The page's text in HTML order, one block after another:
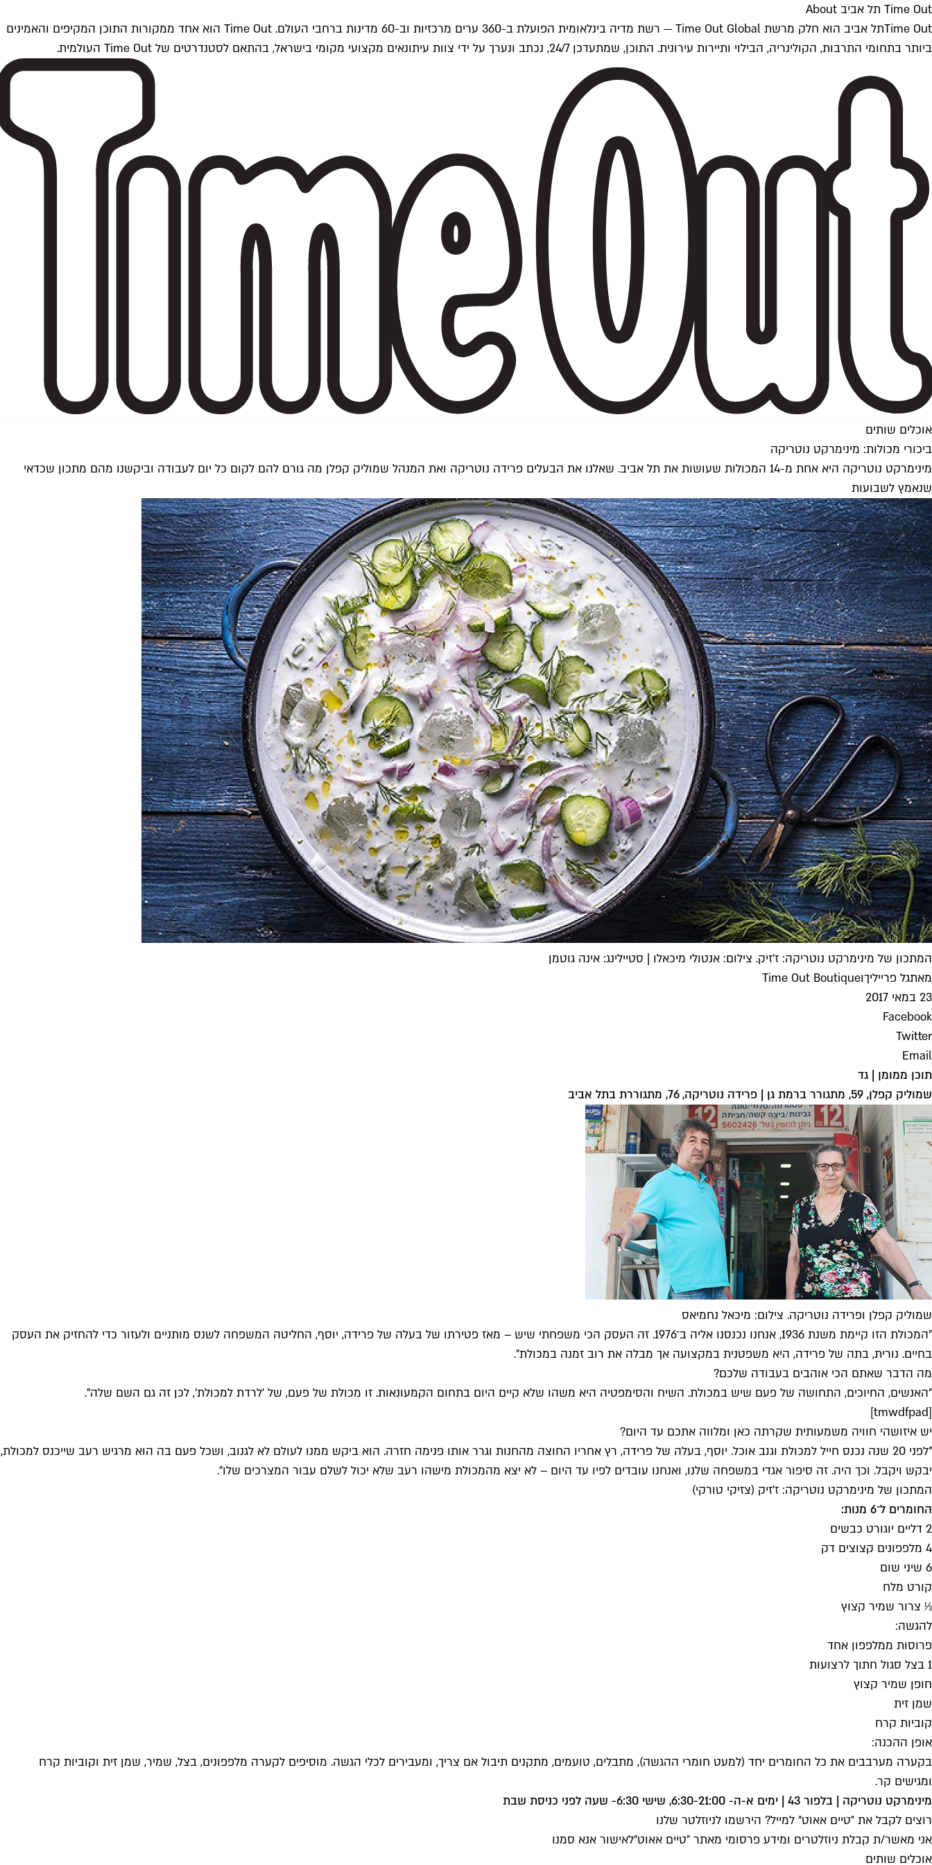
Time Out תל אביב About
Time Outתל אביב הוא חלק מרשת Time Out Global — רשת מדיה בינלאומית הפועלת ב-360 ערים מרכזיות וב-60 מדינות ברחבי העולם. Time Out הוא אחד ממקורות התוכן המקיפים והאמינים
ביותר בתחומי התרבות, הקולינריה, הבילוי ותיירות עירונית. התוכן, שמתעדכן 24/7, נכתב ונערך על ידי צוות עיתונאים מקצועי מקומי בישראל, בהתאם לסטנדרטים של Time Out העולמית.
אוכלים שותים
ביכורי מכולות: מינימרקט נוטריקה
מינימרקט נוטריקה היא אחת מ-14 המכולות שעושות את תל אביב. שאלנו את הבעלים פרידה נוטריקה ואת המנהל שמוליק קפלן מה גורם להם לקום כל יום לעבודה וביקשנו מהם מתכון שכדאי
שנאמץ לשבועות
המתכון של מינימרקט נוטריקה: ז'זיק. צילום: אנטולי מיכאלו | סטיילינג: אינה גוטמן
מאתגל פרייליךוTime Out Boutique
23 במאי 2017
Facebook
Twitter
Email
תוכן ממומן | גד
שמוליק קפלן, 59, מתגורר ברמת גן | פרידה נוטריקה, 76, מתגוררת בתל אביב
שמוליק קפלן ופרידה נוטריקה. צילום: מיכאל נחמיאס
"המכולת הזו קיימת משנת 1936, אנחנו נכנסנו אליה ב־1976. זה העסק הכי משפחתי שיש – מאז פטירתו של בעלה של פרידה, יוסף, החליטה המשפחה לשנס מותניים ולעזור כדי להחזיק את העסק
בחיים. נורית, בתה של פרידה, היא משפטנית במקצועה אך מבלה את רוב זמנה במכולת".
מה הדבר שאתם הכי אוהבים בעבודה שלכם?
"האנשים, החיוכים, התחושה של פעם שיש במכולת. השיח והסימפטיה היא משהו שלא קיים היום בתחום הקמעונאות. זו מכולת של פעם, של 'לרדת למכולת', לכן זה גם השם שלה".
[tmwdfpad]
יש איזושהי חוויה משמעותית שקרתה כאן ומלווה אתכם עד היום?
"לפני 20 שנה נכנס חייל למכולת וגנב אוכל. יוסף, בעלה של פרידה, רץ אחריו החוצה מהחנות וגרר אותו פנימה חזרה. הוא ביקש ממנו לעולם לא לגנוב, ושכל פעם בה הוא מרגיש רעב שייכנס למכולת,
יבקש ויקבל. וכך היה. זה סיפור אגדי במשפחה שלנו, ואנחנו עובדים לפיו עד היום – לא יצא מהמכולת מישהו רעב שלא יכול לשלם עבור המצרכים שלו".
המתכון של מינימרקט נוטריקה: ז'זיק (צזיקי טורקי)
החומרים ל־6 מנות:
2 דליים יוגורט כבשים
4 מלפפונים קצוצים דק
6 שיני שום
קורט מלח
½ צרור שמיר קצוץ
להגשה:
פרוסות ממלפפון אחד
1 בצל סגול חתוך לרצועות
חופן שמיר קצוץ
שמן זית
קוביות קרח
אופן ההכנה:
בקערה מערבבים את כל החומרים יחד (למעט חומרי ההגשה), מתבלים, טועמים, מתקנים תיבול אם צריך, ומעבירים לכלי הגשה. מוסיפים לקערה מלפפונים, בצל, שמיר, שמן זית וקוביות קרח
ומגישים קר.
מינימרקט נוטריקה | בלפור 43 | ימים א-ה- 6:30-21:00, שישי 6:30- שעה לפני כניסת שבת
רוצים לקבל את ״טיים אאוט״ למייל? הירשמו לניוזלטר שלנו
אני מאשר/ת קבלת ניוזלטרים ומידע פרסומי מאתר ״טיים אאוט״לאישור אנא סמנו
אוכלים שותים